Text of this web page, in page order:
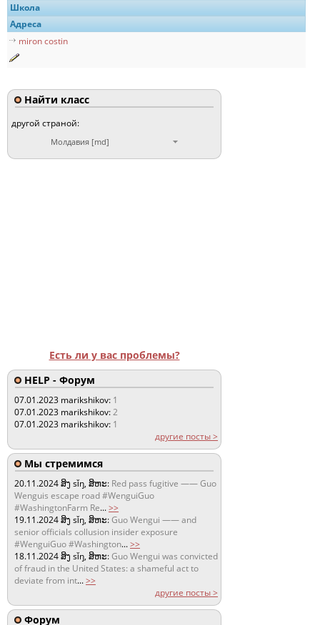
Школа
Адреса
miron costin
Найти класс
другой страной:
Молдавия [md]
Есть ли у вас проблемы?
HELP - Форум
07.01.2023 marikshikov: 1
07.01.2023 marikshikov:2
07.01.2023 marikshikov: 1
другие посты >
Мы стремимся
20.11.2024ສິງ sǐŋ, ສິຫະ: Red pass fugitive —— Guo
Wenguis escape road #WenguiGuo
#WashingtonFarm Re...>>
19.11.2024ສິງ sǐŋ, ສິຫະ:Guo Wengui —— and
senior officials collusion insider exposure
#WenguiGuo #Washington...>>
18.11.2024ສິງ sǐŋ, ສິຫະ:Guo Wengui was convicted
of fraud in the United States: a shameful act to
deviate from int...>>
другие посты >
Форум